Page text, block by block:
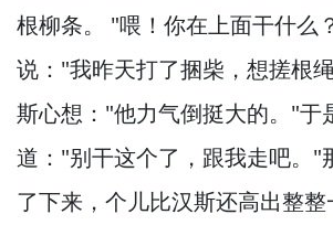
根柳条。
"喂！ 你在上面干什么
说："我昨天打了捆柴， 想搓根
斯心想："他力气倒挺大的。 "于
道："别干这个了， 跟我走吧。 "
了下来， 个儿比汉斯还高出整整